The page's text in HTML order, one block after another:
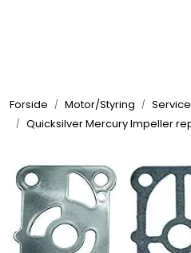
Forside Motor/Styring
Quicksilver Mercury Impeller
Elektrisk
Bygg/Innredning
Komfort